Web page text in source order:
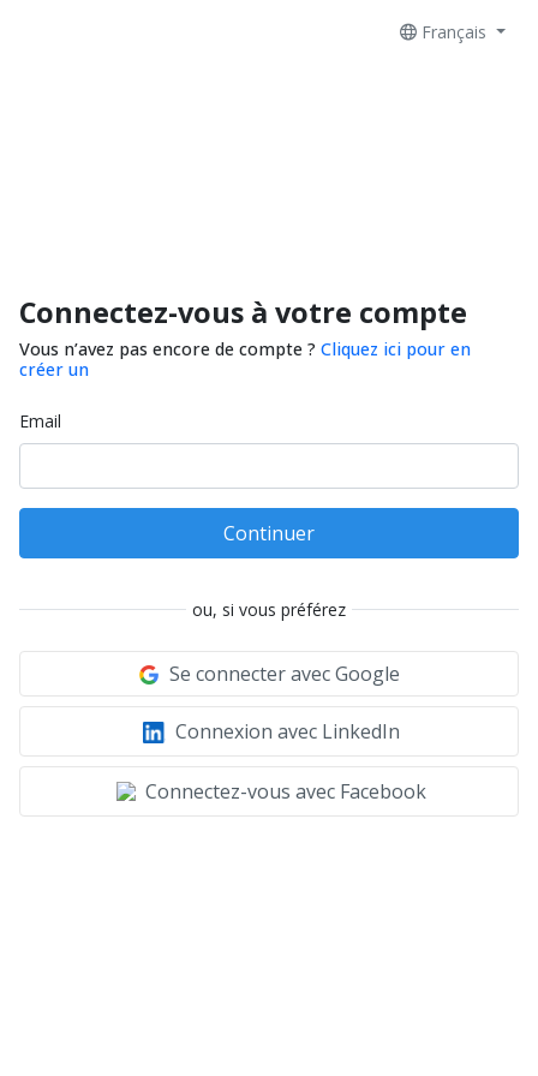
Français
Connectez-vous à votre compte
Vous n’avez pas encore de compte ? Cliquez ici pour en
créer un
Email
Continuer
ou, si vous préférez
Se connecter avec Google
Connexion avec LinkedIn
Connectez-vous avec Facebook